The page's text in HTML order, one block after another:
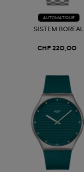
AUTOMATIQUE
SISTEM BOREAL
CHF 220,00